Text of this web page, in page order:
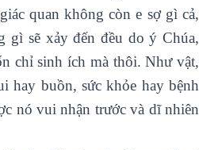
quan không còn e sợ gì cả,
gì sẽ xảy đến đều do ý Chúa,
chỉ sinh ích mà thôi. Như vật,
hay buồn, sức khỏe hay bệnh
nó vui nhận trước và dĩ nhiên